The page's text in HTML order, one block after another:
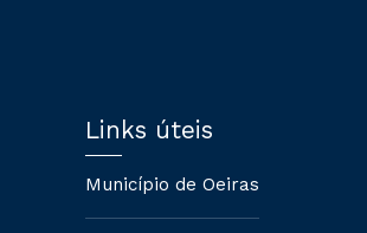
Links úteis
Município de Oeiras